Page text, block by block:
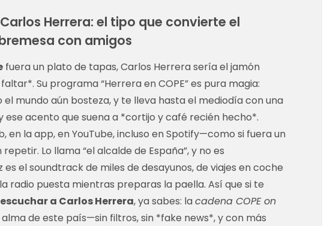
Herrera: el tipo que convierte el
con amigos
fuera un plato de tapas, Carlos Herrera sería el jamón
Su programa “Herrera en COPE” es pura magia:
el mundo aún bosteza, y te lleva hasta el mediodía con una
ese acento que suena a *cortijo y café recién hecho*.
en la app, en YouTube, incluso en Spotify—como si fuera un
Lo llama “el alcalde de España”, y no es
es el soundtrack de miles de desayunos, de viajes en coche
radio puesta mientras preparas la paella. Así que si te
a Carlos Herrera, ya sabes: lacadena COPE on
de este país—sin filtros, sin *fake news*, y con más